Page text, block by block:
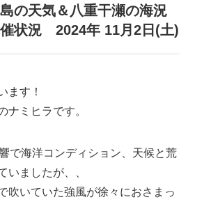
の天気＆八重干瀬の海況
催状況 2024年 11月2日(土)
ます！
ナミヒラです。
で海洋コンディション、天候と荒
いましたが、、
吹いていた強風が徐々におさまっ